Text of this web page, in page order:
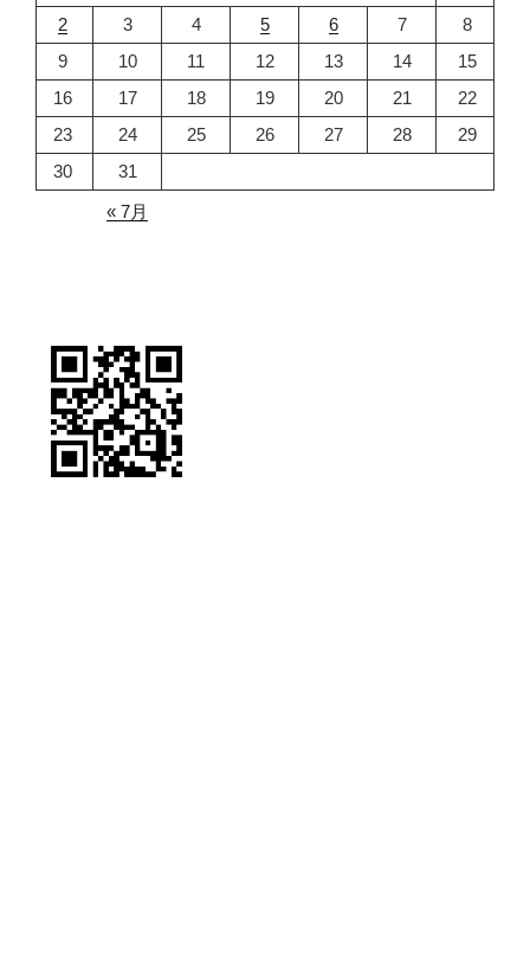
2
3 4 5 6 7
8
9
10 11 12 13 14
15
16
17 18 19 20 21
22
23
24 25 26 27 28
29
30
31
« 7月